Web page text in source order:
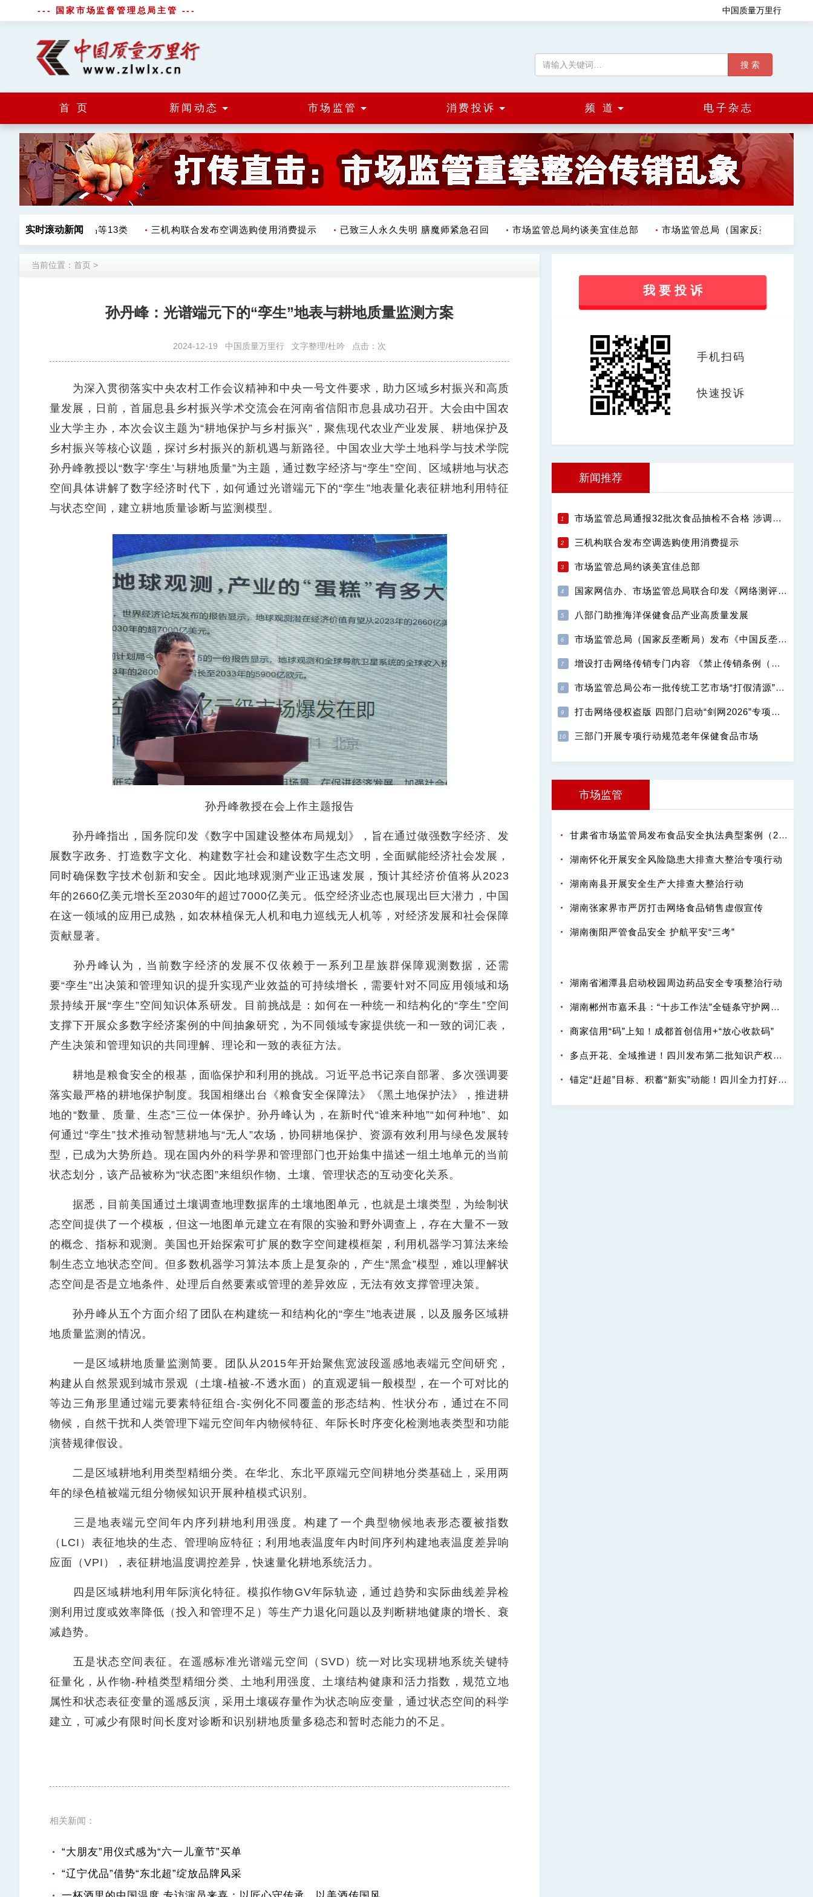
--- 国家市场监督管理总局主管 --- 中国质量万里行
搜 索
首 页 新闻动态 市场监管 消费投诉 频 道 电子杂志
实时滚动新闻
调味品饮料肉制品等13类 三机构联合发布空调选购使用消费提示 已致三人永久失明 膳魔师紧急召回 市场监管总局约谈美宜佳总部 市场监管总局（国家反垄断局）发
当前位置： 首页 >
孙丹峰：光谱端元下的“孪生”地表与耕地质量监测方案
2024-12-19 中国质量万里行 文字整理/杜吟 点击： 次
为深入贯彻落实中央农村工作会议精神和中央一号文件要求，助力区域乡村振兴和高质
量发展，日前，首届息县乡村振兴学术交流会在河南省信阳市息县成功召开。大会由中国农
业大学主办，本次会议主题为“耕地保护与乡村振兴”，聚焦现代农业产业发展、耕地保护及
乡村振兴等核心议题，探讨乡村振兴的新机遇与新路径。中国农业大学土地科学与技术学院
孙丹峰教授以“数字‘孪生’与耕地质量”为主题，通过数字经济与“孪生”空间、区域耕地与状态
空间具体讲解了数字经济时代下，如何通过光谱端元下的“孪生”地表量化表征耕地利用特征
与状态空间，建立耕地质量诊断与监测模型。
孙丹峰教授在会上作主题报告
孙丹峰指出，国务院印发《数字中国建设整体布局规划》，旨在通过做强数字经济、发
展数字政务、打造数字文化、构建数字社会和建设数字生态文明，全面赋能经济社会发展，
同时确保数字技术创新和安全。因此地球观测产业正迅速发展，预计其经济价值将从2023
年的2660亿美元增长至2030年的超过7000亿美元。低空经济业态也展现出巨大潜力，中国
在这一领域的应用已成熟，如农林植保无人机和电力巡线无人机等，对经济发展和社会保障
贡献显著。
孙丹峰认为，当前数字经济的发展不仅依赖于一系列卫星族群保障观测数据，还需
要“孪生”出决策和管理知识的提升实现产业效益的可持续增长，需要针对不同应用领域和场
景持续开展“孪生”空间知识体系研发。目前挑战是：如何在一种统一和结构化的“孪生”空间
支撑下开展众多数字经济案例的中间抽象研究，为不同领域专家提供统一和一致的词汇表，
产生决策和管理知识的共同理解、理论和一致的表征方法。
耕地是粮食安全的根基，面临保护和利用的挑战。习近平总书记亲自部署、多次强调要
落实最严格的耕地保护制度。我国相继出台《粮食安全保障法》《黑土地保护法》，推进耕
地的“数量、质量、生态”三位一体保护。孙丹峰认为，在新时代“谁来种地”“如何种地”、如
何通过“孪生”技术推动智慧耕地与“无人”农场，协同耕地保护、资源有效利用与绿色发展转
型，已成为大势所趋。现在国内外的科学界和管理部门也开始集中描述一组土地单元的当前
状态划分，该产品被称为“状态图”来组织作物、土壤、管理状态的互动变化关系。
据悉，目前美国通过土壤调查地理数据库的土壤地图单元，也就是土壤类型，为绘制状
态空间提供了一个模板，但这一地图单元建立在有限的实验和野外调查上，存在大量不一致
的概念、指标和观测。美国也开始探索可扩展的数字空间建模框架，利用机器学习算法来绘
制生态立地状态空间。但多数机器学习算法本质上是复杂的，产生“黑盒”模型，难以理解状
态空间是否是立地条件、处理后自然要素或管理的差异效应，无法有效支撑管理决策。
孙丹峰从五个方面介绍了团队在构建统一和结构化的“孪生”地表进展，以及服务区域耕
地质量监测的情况。
一是区域耕地质量监测简要。团队从2015年开始聚焦宽波段遥感地表端元空间研究，
构建从自然景观到城市景观（土壤-植被-不透水面）的直观逻辑一般模型，在一个可对比的
等边三角形里通过端元要素特征组合-实例化不同覆盖的形态结构、性状分布，通过在不同
物候，自然干扰和人类管理下端元空间年内物候特征、年际长时序变化检测地表类型和功能
演替规律假设。
二是区域耕地利用类型精细分类。在华北、东北平原端元空间耕地分类基础上，采用两
年的绿色植被端元组分物候知识开展种植模式识别。
三是地表端元空间年内序列耕地利用强度。构建了一个典型物候地表形态覆被指数
（LCI）表征地块的生态、管理响应特征；利用地表温度年内时间序列构建地表温度差异响
应面（VPI），表征耕地温度调控差异，快速量化耕地系统活力。
四是区域耕地利用年际演化特征。模拟作物GV年际轨迹，通过趋势和实际曲线差异检
测利用过度或效率降低（投入和管理不足）等生产力退化问题以及判断耕地健康的增长、衰
减趋势。
五是状态空间表征。在遥感标准光谱端元空间（SVD）统一对比实现耕地系统关键特
征量化，从作物-种植类型精细分类、土地利用强度、土壤结构健康和活力指数，规范立地
属性和状态表征变量的遥感反演，采用土壤碳存量作为状态响应变量，通过状态空间的科学
建立，可减少有限时间长度对诊断和识别耕地质量多稳态和暂时态能力的不足。
相关新闻：
“大朋友”用仪式感为“六一儿童节”买单
“辽宁优品”借势“东北超”绽放品牌风采
我 要 投 诉
手机扫码
快速投诉
新闻推荐
市场监管总局通报32批次食品抽检不合格 涉调味品饮料肉制品等13类
三机构联合发布空调选购使用消费提示
市场监管总局约谈美宜佳总部
国家网信办、市场监管总局联合印发《网络测评活动规范》
八部门助推海洋保健食品产业高质量发展
市场监管总局（国家反垄断局）发布《中国反垄断执法年度报告（2025）》
增设打击网络传销专门内容 《禁止传销条例（修订征求意见稿）》公开征求意见
市场监管总局公布一批传统工艺市场“打假清源”典型案例
打击网络侵权盗版 四部门启动“剑网2026”专项行动
三部门开展专项行动规范老年保健食品市场
市场监管
甘肃省市场监管局发布食品安全执法典型案例（2025-2026年度）
湖南怀化开展安全风险隐患大排查大整治专项行动
湖南南县开展安全生产大排查大整治行动
湖南张家界市严厉打击网络食品销售虚假宣传
湖南衡阳严管食品安全 护航平安“三考”
湖南省湘潭县启动校园周边药品安全专项整治行动
湖南郴州市嘉禾县：“十步工作法”全链条守护网络餐饮“舌尖安全”
商家信用“码”上知！成都首创信用+“放心收款码”
多点开花、全域推进！四川发布第二批知识产权强省建设典型案例
锚定“赶超”目标、积蓄“新实”动能！四川全力打好知识产权强省“十五五”开局之战